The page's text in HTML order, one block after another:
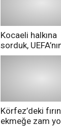
Kocaeli halkına
sorduk,
Merih Demiral
Körfez’deki
ekmeğe zam